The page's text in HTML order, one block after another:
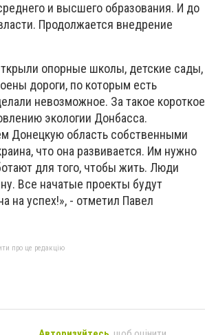
и высшего образования. И до
Продолжается внедрение
опорные школы, детские сады,
дороги, по которым есть
невозможное. За такое короткое
экологии Донбасса.
Донецкую область собственными
что она развивается. Им нужно
для того, чтобы жить. Люди
Все начатые проекты будут
на успех!», - отметил Павел
про це редакцію